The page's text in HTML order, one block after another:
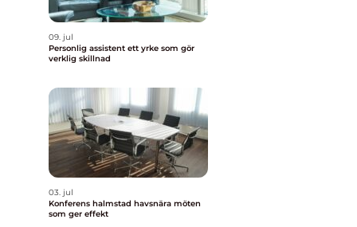
09. jul
Personlig assistent ett yrke som gör
verklig skillnad
03. jul
Konferens halmstad havsnära möten
som ger effekt